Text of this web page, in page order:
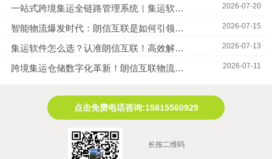
一站式跨境集运全链路管理系统｜集运软件・仓储 ERP・轨迹追踪全覆盖 2026-07-20
智能物流爆发时代：朗信互联是如何引领集运APP的创新？ 2026-07-15
集运软件怎么选？认准朗信互联！高效解决全球集运、海淘转运运营痛点 2026-07-13
跨境集运仓储数字化革新！朗信互联物流软件赋能物流行业高效提质 2026-07-11
点击免费电话咨询:15815560929
长按二维码